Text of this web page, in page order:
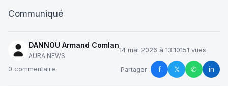
Communiqué
DANNOU Armand Comlan
AURA NEWS
14 mai 2026 à 13:10151 vues
0 commentaire Partager : f 𝕏 ✆ in